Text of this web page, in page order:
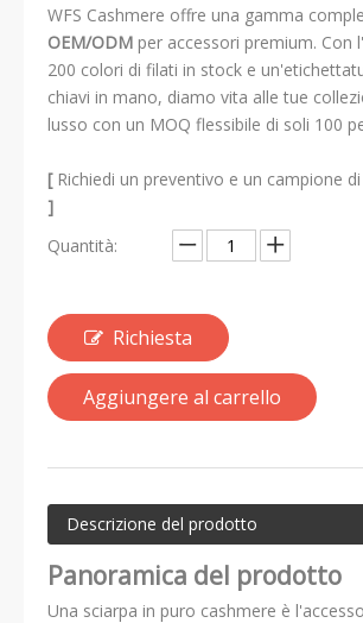
WFS Cashmere offre una gamma
OEM/ODM per accessori premium. Con
200 colori di filati in stock e
chiavi in ​​mano, diamo vita alle tue
lusso con un MOQ flessibile di soli 100
[ Richiedi un preventivo e un campione
]
Quantità:
Richiesta
Aggiungere al carrello
Descrizione del prodotto
Panoramica del prodotto
Una sciarpa in puro cashmere è